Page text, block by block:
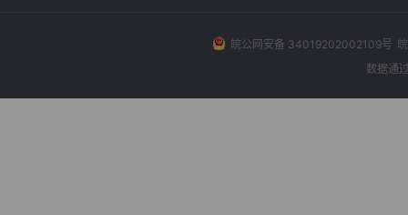
皖公网安备 34019202002109号
数据通